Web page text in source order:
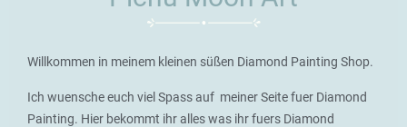
Willkommen in meinem kleinen süßen Diamond Painting Shop.
Ich wuensche euch viel Spass auf meiner Seite fuer Diamond
Painting. Hier bekommt ihr alles was ihr fuers Diamond